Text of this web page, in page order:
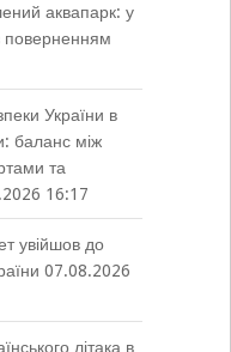
аквапарк: у
поверненням
України в
баланс між
та
16:17
увійшов до
07.08.2026
літака в